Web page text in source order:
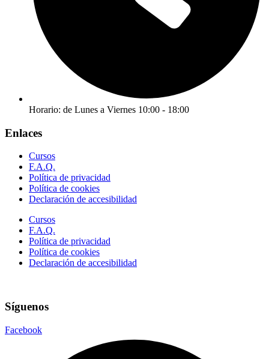
Horario: de Lunes a Viernes 10:00 - 18:00
Enlaces
Cursos
F.A.Q.
Política de privacidad
Política de cookies
Declaración de accesibilidad
Cursos
F.A.Q.
Política de privacidad
Política de cookies
Declaración de accesibilidad
Síguenos
Facebook